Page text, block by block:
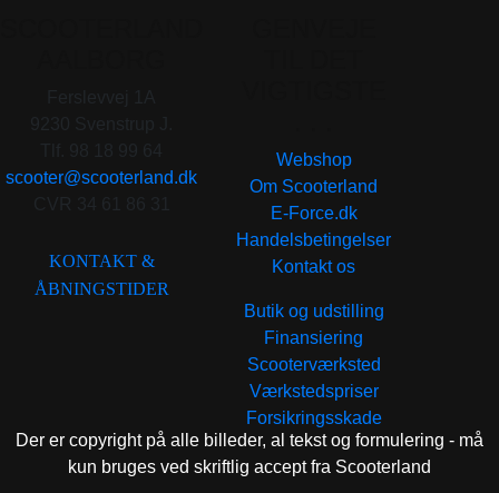
scooter@scooterland.dk
KONTAKT &
ÅBNINGSTIDER
Webshop
Om Scooterland
E-Force.dk
Handelsbetingelser
Kontakt os
Butik og udstilling
Finansiering
Scooterværksted
Værkstedspriser
Forsikringsskade
Der er copyright på alle billeder, al tekst og formulering - må
kun bruges ved skriftlig accept fra Scooterland